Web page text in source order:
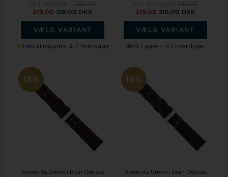
375,00316,00 DKK
VÆLG VARIANT
Bestillingsvare 3-7 hverdage
375,00316,00 DKK
VÆLG VARIANT
På Lager - 1-3 hverdage
18%
Romenta Urrem i brun Odessa
18%
Romenta Urrem i brun Odessa